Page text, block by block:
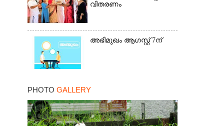
വിതരണം
അഭിമുഖം ആഗസ്റ്റ് 7ന്
PHOTO GALLERY